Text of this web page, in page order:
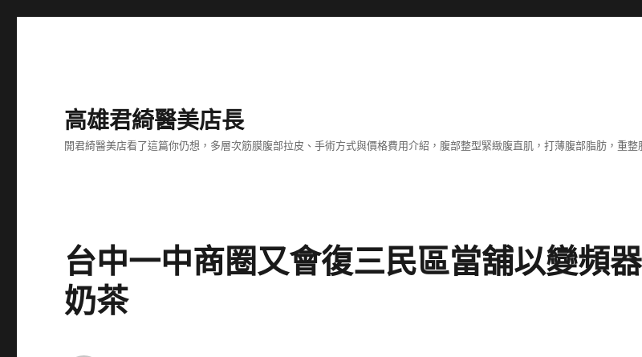
高雄君綺醫美店長
開君綺醫美店看了這篇你仍想，多層次筋膜腹部拉皮、手術方式與價格費用介紹，腹部整型緊緻腹直肌，打薄腹部脂肪，重
台中一中商圈又會復三民區當舖以變頻
奶茶